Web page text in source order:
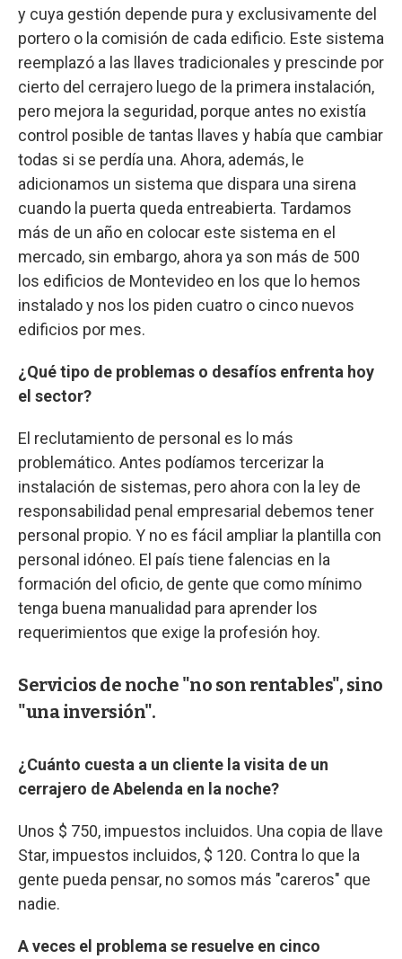
y cuya gestión depende pura y exclusivamente del
portero o la comisión de cada edificio. Este sistema
reemplazó a las llaves tradicionales y prescinde por
cierto del cerrajero luego de la primera instalación,
pero mejora la seguridad, porque antes no existía
control posible de tantas llaves y había que cambiar
todas si se perdía una. Ahora, además, le
adicionamos un sistema que dispara una sirena
cuando la puerta queda entreabierta. Tardamos
más de un año en colocar este sistema en el
mercado, sin embargo, ahora ya son más de 500
los edificios de Montevideo en los que lo hemos
instalado y nos los piden cuatro o cinco nuevos
edificios por mes.
¿Qué tipo de problemas o desafíos enfrenta hoy
el sector?
El reclutamiento de personal es lo más
problemático. Antes podíamos tercerizar la
instalación de sistemas, pero ahora con la ley de
responsabilidad penal empresarial debemos tener
personal propio. Y no es fácil ampliar la plantilla con
personal idóneo. El país tiene falencias en la
formación del oficio, de gente que como mínimo
tenga buena manualidad para aprender los
requerimientos que exige la profesión hoy.
Servicios de noche "no son rentables", sino
"una inversión".
¿Cuánto cuesta a un cliente la visita de un
cerrajero de Abelenda en la noche?
Unos $ 750, impuestos incluidos. Una copia de llave
Star, impuestos incluidos, $ 120. Contra lo que la
gente pueda pensar, no somos más "careros" que
nadie.
A veces el problema se resuelve en cinco